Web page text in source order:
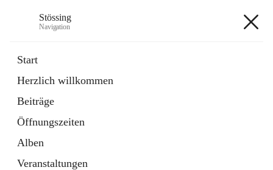
Stössing
Navigation
Start
Herzlich willkommen
Beiträge
Öffnungszeiten
Alben
Veranstaltungen
Datei
in
Tab
Kindergarten
öffnet
in
neuem
Tab